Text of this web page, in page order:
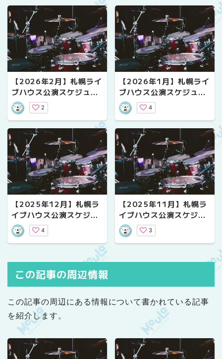
【2026年2月】札幌ライ
ブハウス公演スケジュー
ル｜気になるライブ情報
2
【2026年1月】札幌ライ
ブハウス公演スケジュー
ル｜気になるライブ情報
4
【2025年12月】札幌ラ
イブハウス公演スケジュ
ール｜気になるライブ情
報
4
【2025年11月】札幌ラ
イブハウス公演スケジュ
ール｜気になるライブ情
報
3
この記事の周辺情報
この記事の周辺にある情報について書かれている記事
を紹介します。